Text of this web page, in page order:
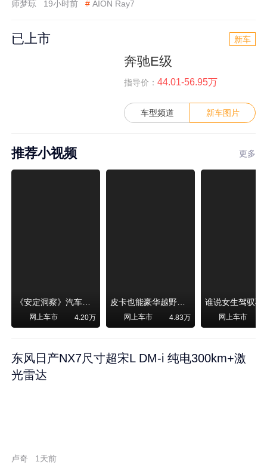
师梦琼 19小时前 # AION Ray7
已上市 新车
奔驰E级
指导价： 44.01-56.95万
车型频道 新车图片
推荐小视频 更多
《安定洞察》汽车烧不烧油，和石油安全无关！
网上车市 4.20万
皮卡也能豪华越野！纵横F700上市，限时卖29.99万起
网上车市 4.83万 网上车市
东风日产NX7尺寸超宋L DM-i 纯电300km+激
光雷达
卢奇 1天前